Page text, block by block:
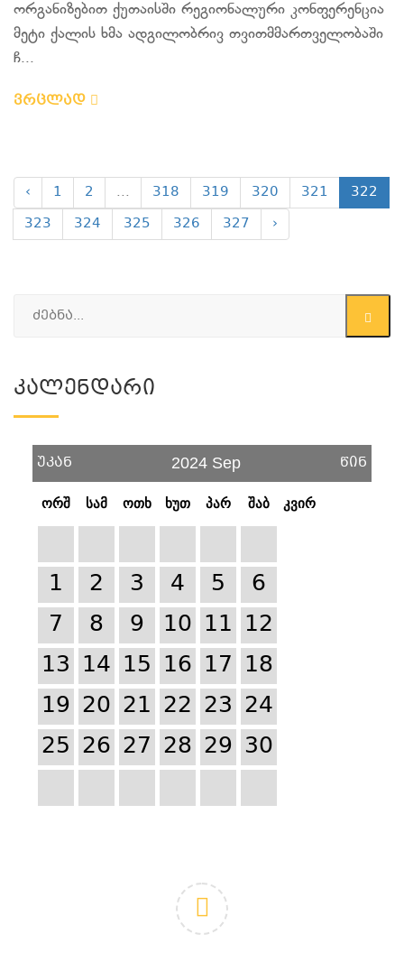
ორგანიზებით ქუთაისში რეგიონალური კონფერენცია
მეტი ქალის ხმა ადგილობრივ თვითმმართველობაში
ჩ...
ვრცლად
‹ 1 2 ... 318 319 320 321
322
323
324 325 326 327 ›
Კალენდარი
უკან 2024 Sep წინ
ორშ სამ ოთხ ხუთ პარ შაბ კვირ
1 2 3 4 5
6
7
8 9 10 11 12
13 14 15 16 17 18
19 20 21 22 23 24
25 26 27 28 29 30